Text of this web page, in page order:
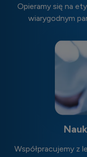
Opieramy się na
wiarygodnym
Współpracujemy z